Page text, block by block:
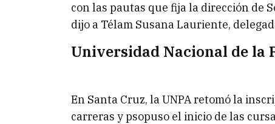
con las pautas que fija la dirección de
dijo a Télam Susana Lauriente,
Universidad Nacional de la
En Santa Cruz, la UNPA retomó la
carreras y psopuso el inicio de las